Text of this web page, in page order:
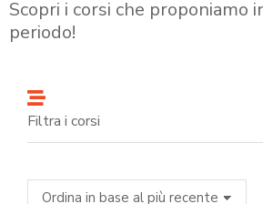
Scopri i corsi che proponiamo
periodo!
Filtra i corsi